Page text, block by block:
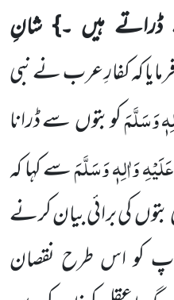
ہیں ۔} شانِ
کہ کفارِ عرب نے نبی
وَسَلَّمَکوبتوںسے ڈرانا
وَاٰلِہٖ وَسَلَّمَسے کہا کہ
بتوںکی برائی بیان کرنے
کو اس طرح نقصان